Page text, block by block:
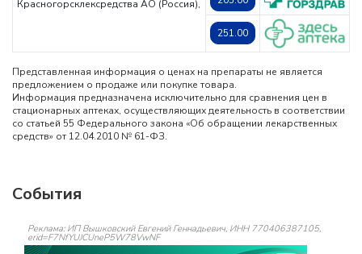
Красногорсклексредства АО (Россия),
251.00
Представленная информация о ценах на препараты не является
предложением о продаже или покупке товара.
Информация предназначена исключительно для сравнения цен в
стационарных аптеках, осуществляющих деятельность в соответствии
со статьей 55 Федерального закона «Об обращении лекарственных
средств» от 12.04.2010 № 61-ФЗ.
События
Реклама: ИП Вышковский Евгений Геннадьевич, ИНН 770406387105,
erid=F7NfYUJCUneP5W78VwNF